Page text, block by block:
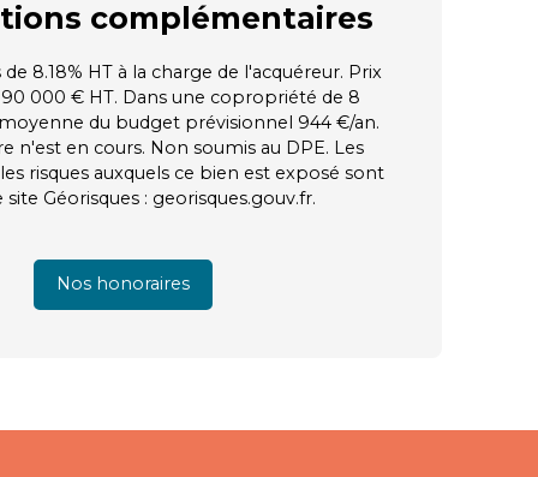
complémentaires
8.18% HT à la charge de l'acquéreur. Prix
000 € HT. Dans une copropriété de 8
du budget prévisionnel 944 €/an.
n'est en cours. Non soumis au DPE. Les
risques auxquels ce bien est exposé sont
Géorisques : georisques.gouv.fr.
Nos honoraires